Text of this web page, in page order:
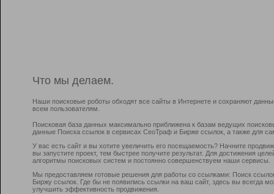
Что мы делаем.
Наши поисковые роботы обходят все сайты в Интернете и сохраняют
всем пользователям.
Поисковая база данных максимально приближена к базам ведущих
данные Поиска ссылок в сервисах СеоТраф и Бирже ссылок, а также для
У вас есть сайт и вы хотите увеличить его посещаемость? Начните
вы запустите проект, тем быстрее получите результат. Для достижения
алгоритмы поисковых систем и постоянно совершенствуем наши сервисы.
Мы предоставляем готовые решения для работы со ссылками: Поиск
Биржу ссылок. Где бы не появились ссылки на ваш сайт, здесь вы всегда
улучшить эффективность продвижения.